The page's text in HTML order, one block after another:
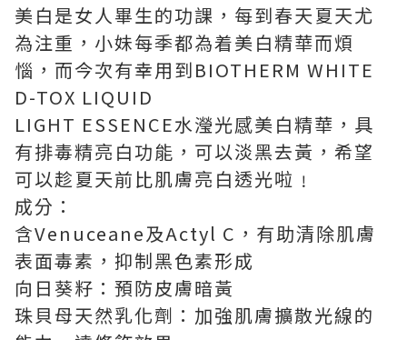
美白是女人畢生的功課，每到春天夏天尤
為注重，小妹每季都為着美白精華而煩
惱，而今次有幸用到BIOTHERM WHITE
D-TOX LIQUID
LIGHT ESSENCE水瀅光感美白精華，具
有排毒精亮白功能，可以淡黑去黃，希望
可以趁夏天前比肌膚亮白透光啦﹗
成分：
含Venuceane及Actyl C，有助清除肌膚
表面毒素，抑制黑色素形成
向日葵籽：預防皮膚暗黃
珠貝母天然乳化劑：加強肌膚擴散光線的